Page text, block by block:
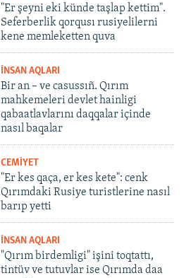
"Er şeyni eki künde taşlap kettim".
Seferberlik qorqusı rusiyelilerni
kene memleketten quva
İNSAN AQLARI
Bir an – ve casussıñ. Qırım
mahkemeleri devlet hainligi
qabaatlavlarını daqqalar içinde
nasıl baqalar
CEMİYET
"Er kes qaça, er kes kete": cenk
Qırımdaki Rusiye turistlerine nasıl
barıp yetti
İNSAN AQLARI
"Qırım birdemligi" işini toqtattı,
tintüv ve tutuvlar ise Qırımda daa